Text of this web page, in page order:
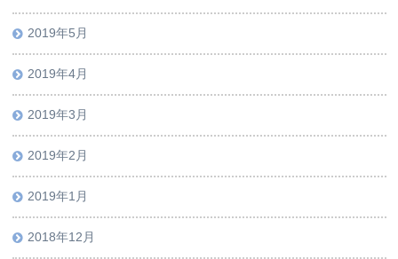
2019年5月
2019年4月
2019年3月
2019年2月
2019年1月
2018年12月